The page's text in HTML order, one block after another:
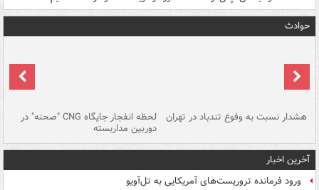
حوادث
هشدار نسبت به وفوع تندباد در تهران لحظه انفجار جایگاه CNG "صحنه" در
دوربین مداربسته
آخرین اخبار
ورود فرمانده تروریست‌های آمریکایی به تل‌آویو